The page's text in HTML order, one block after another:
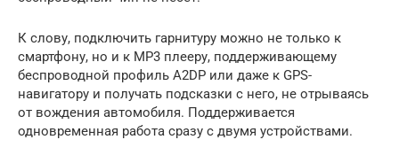
К слову, подключить гарнитуру можно не только к
смартфону, но и к MP3 плееру, поддерживающему
беспроводной профиль A2DP или даже к GPS-
навигатору и получать подсказки с него, не отрываясь
от вождения автомобиля. Поддерживается
одновременная работа сразу с двумя устройствами.